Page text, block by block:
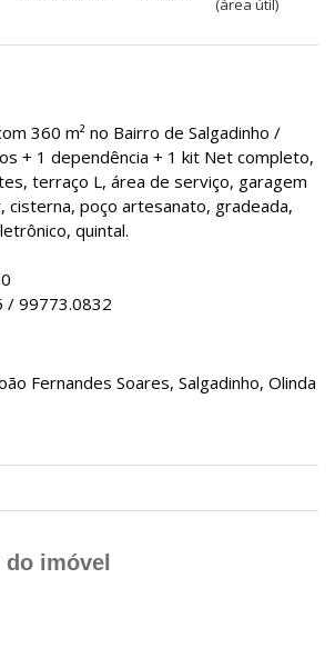
(área útil)
360 m² no Bairro de Salgadinho /
+ 1 dependência + 1 kit Net completo,
terraço L, área de serviço, garagem
cisterna, poço artesanato, gradeada,
quintal.
/ 99773.0832
Fernandes Soares, Salgadinho, Olinda